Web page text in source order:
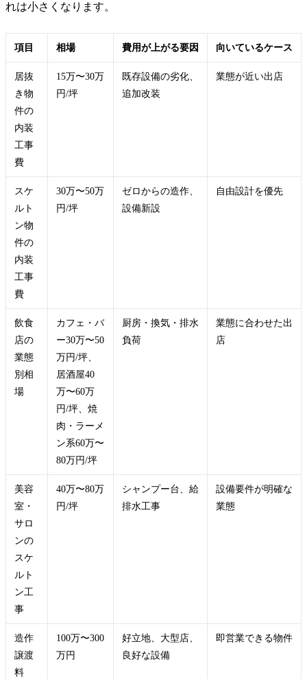
れは小さくなります。
項目 相場 費用が上がる要因 向いているケース
居抜
き物
件の
内装
工事
費
15万〜30万
円/坪
既存設備の劣化、
追加改装
業態が近い出店
スケ
ルト
ン物
件の
内装
工事
費
30万〜50万
円/坪
ゼロからの造作、
設備新設
自由設計を優先
飲食
店の
業態
別相
場
カフェ・バ
ー30万〜50
万円/坪、
居酒屋40
万〜60万
円/坪、焼
肉・ラーメ
ン系60万〜
80万円/坪
厨房・換気・排水
負荷
業態に合わせた出
店
美容
室・
サロ
ンの
スケ
ルト
ン工
事
40万〜80万
円/坪
シャンプー台、給
排水工事
設備要件が明確な
業態
造作
譲渡
料
100万〜300
万円
好立地、大型店、
良好な設備
即営業できる物件